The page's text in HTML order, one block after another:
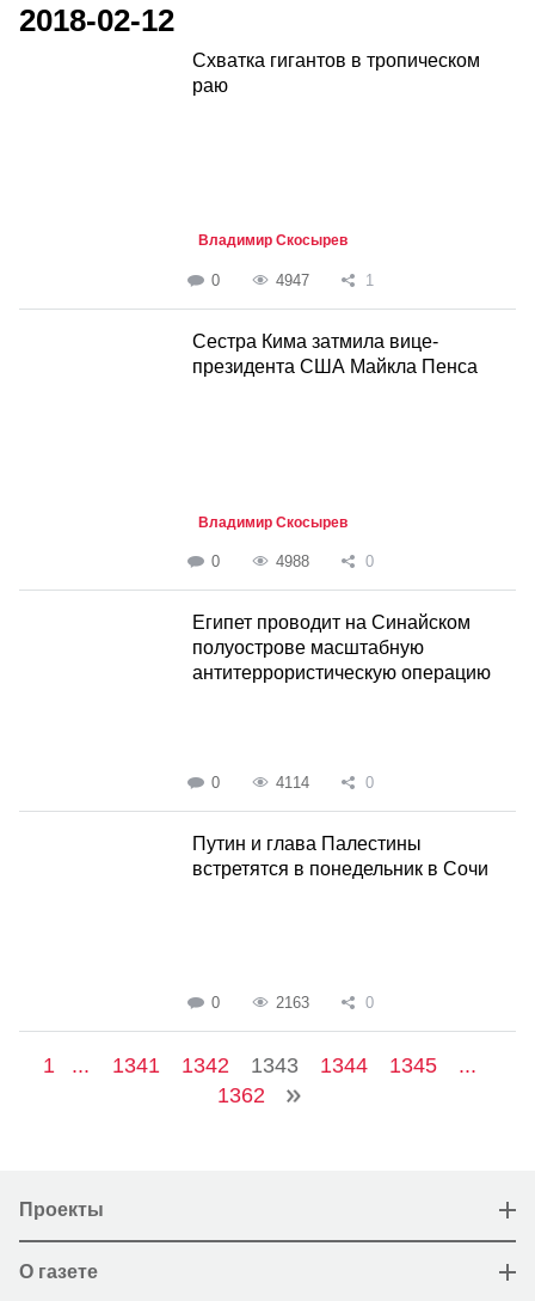
2018-02-12
Схватка гигантов в тропическом
раю
Владимир Скосырев
0 4947 1
Сестра Кима затмила вице-
президента США Майкла Пенса
Владимир Скосырев
0 4988 0
Египет проводит на Синайском
полуострове масштабную
антитеррористическую операцию
0 4114 0
Путин и глава Палестины
встретятся в понедельник в Сочи
0 2163 0
1 ... 1341 1342 1343 1344 1345
...
1362
Проекты
О газете